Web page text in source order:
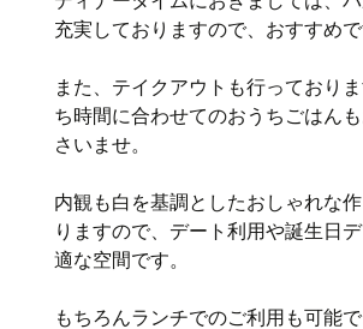
充実しておりますので、おすすめで
また、テイクアウトも行っており
ち時間に合わせてのおうちごはん
さいませ。
内観も白を基調としたおしゃれな
りますので、デート利用や誕生日
適な空間です。
もちろんランチでのご利用も可能で